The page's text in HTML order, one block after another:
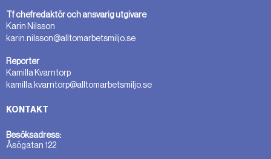
Tf chefredaktör och ansvarig utgivare
Karin Nilsson
karin.nilsson@alltomarbetsmiljo.se
Reporter
Kamilla Kvarntorp
kamilla.kvarntorp@alltomarbetsmiljo.se
KONTAKT
Besöksadress:
Åsögatan 122